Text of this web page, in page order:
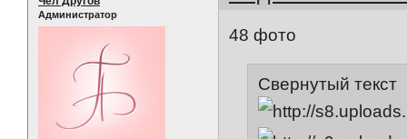
Администратор
48 фото
Свернутый текст